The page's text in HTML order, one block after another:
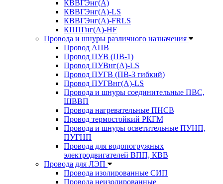
КВВГЭнг(А)
КВВГЭнг(А)-LS
КВВГЭнг(А)-FRLS
КППГнг(А)-HF
Провода и шнуры различного назначения
Провод АПВ
Провод ПУВ (ПВ-1)
Провод ПУВнг(А)-LS
Провод ПУГВ (ПВ-3 гибкий)
Провод ПУГВнг(А)-LS
Провода и шнуры соединительные ПВС,
ШВВП
Провода нагревательные ПНСВ
Провод термостойкий РКГМ
Провода и шнуры осветительные ПУНП,
ПУГНП
Провода для водопогружных
электродвигателей ВПП, КВВ
Провода для ЛЭП
Провода изолированные СИП
Провода неизолированные